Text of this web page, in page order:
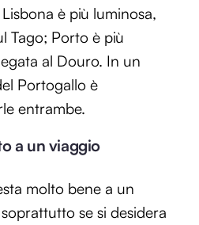
è più luminosa,
Tago; Porto è più
al Douro. In un
Portogallo è
entrambe.
a un viaggio
molto bene a un
se si desidera